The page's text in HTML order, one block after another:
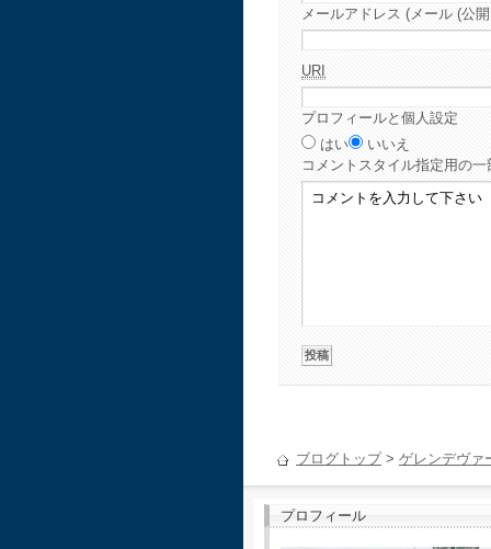
メールアドレス (メール (公
URI
プロフィールと個人設定
はい
いいえ
コメント スタイル指定用の
ブログトップ> ゲレンデヴァ
プロフィール